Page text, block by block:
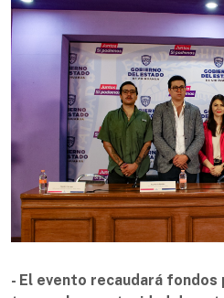
- El evento recaudará fondos